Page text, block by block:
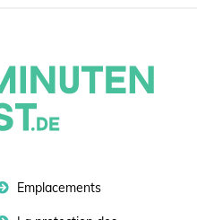
Emplacements